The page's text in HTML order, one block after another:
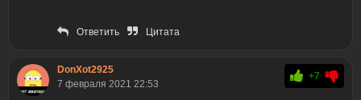
Ответить Цитата
DonXot2925
7 февраля 2021 22:53
+7